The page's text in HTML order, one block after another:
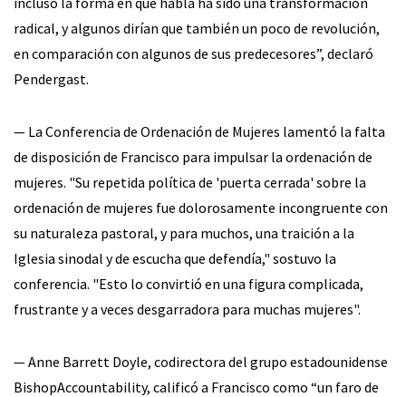
radical, y algunos dirían que también un poco de revolución,
en comparación con algunos de sus predecesores”, declaró
Pendergast.
— La Conferencia de Ordenación de Mujeres lamentó la falta
de disposición de Francisco para impulsar la ordenación de
mujeres. "Su repetida política de 'puerta cerrada' sobre la
ordenación de mujeres fue dolorosamente incongruente con
su naturaleza pastoral, y para muchos, una traición a la
Iglesia sinodal y de escucha que defendía," sostuvo la
conferencia. "Esto lo convirtió en una figura complicada,
frustrante y a veces desgarradora para muchas mujeres".
— Anne Barrett Doyle, codirectora del grupo estadounidense
BishopAccountability, calificó a Francisco como “un faro de